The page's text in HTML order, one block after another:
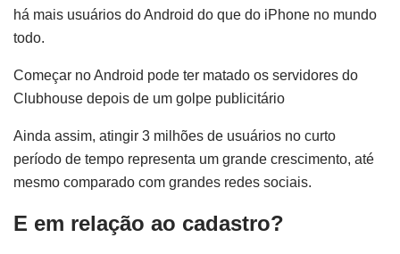
há mais usuários do Android do que do iPhone no mundo
todo.
Começar no Android pode ter matado os servidores do
Clubhouse depois de um golpe publicitário
Ainda assim, atingir 3 milhões de usuários no curto
período de tempo representa um grande crescimento, até
mesmo comparado com grandes redes sociais.
E em relação ao cadastro?